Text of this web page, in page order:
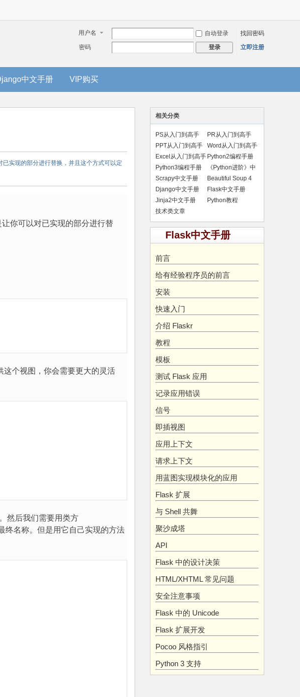
用户名 自动登录
找回密码
密码
登录 立即注册
中文手册 VIP购买
实现的部分进行替换，并且这个方式可以定
你可以对已实现的部分进行替
这个视图，你会需要更大的灵活
。然后我们需要用类方
终名称。但是用它自己实现的方法
相关分类
PS从入门到高手
PR从入门到高手
PPT从入门到高手
Word从入门到高手
Excel从入门到高手 Python2编程手册
Python3编程手册
《Python进阶》中
文版
Scrapy中文手册
Beautiful Soup 4
手册
Django中文手册
Flask中文手册
Jinja2中文手册
Python教程
技术类文章
Flask中文手册
前言
给有经验程序员的前言
安装
快速入门
介绍 Flaskr
教程
模板
测试 Flask 应用
记录应用错误
信号
即插视图
应用上下文
请求上下文
用蓝图实现模块化的应用
Flask 扩展
与 Shell 共舞
聚沙成塔
API
Flask 中的设计决策
HTML/XHTML 常见问题
安全注意事项
Flask 中的 Unicode
Flask 扩展开发
Pocoo 风格指引
Python 3 支持